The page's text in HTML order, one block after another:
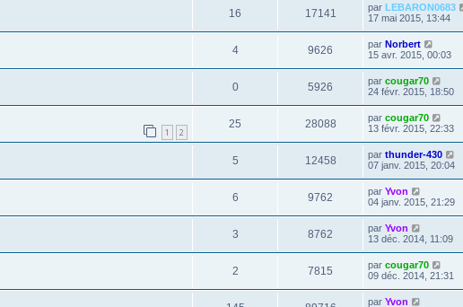
16 17141 par LEBARON0683
17 mai 2015, 13:44
4 9626 par Norbert
15 avr. 2015, 00:03
0 5926 par cougar70
24 févr. 2015, 18:50
1 2
25 28088 par cougar70
13 févr. 2015, 22:33
5 12458 par thunder-430
07 janv. 2015, 20:04
6 9762 par Yvon
04 janv. 2015, 21:29
3 8762 par Yvon
13 déc. 2014, 11:09
2 7815 par cougar70
09 déc. 2014, 21:31
par Yvon